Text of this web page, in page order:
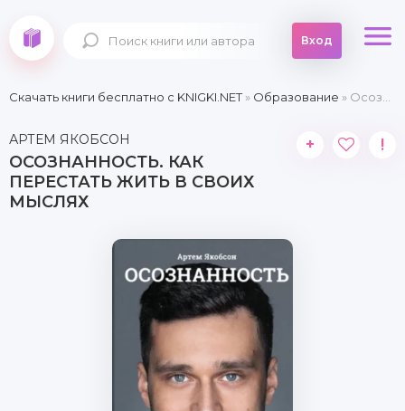
Вход
Скачать книги бесплатно c KNIGKI.NET» Образование » Осознанность. Как перестать жить в своих мыслях
АРТЕМ ЯКОБСОН
ОСОЗНАННОСТЬ. КАК
ПЕРЕСТАТЬ ЖИТЬ В СВОИХ
МЫСЛЯХ
+ !